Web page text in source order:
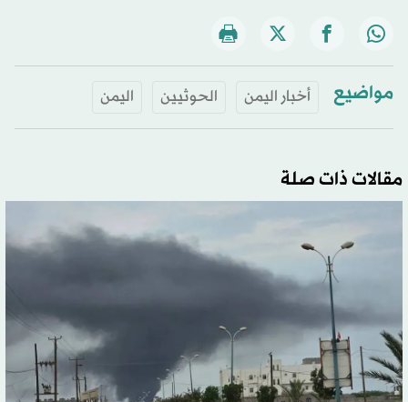
مواضيع أخبار اليمن الحوثيين اليمن
مقالات ذات صلة